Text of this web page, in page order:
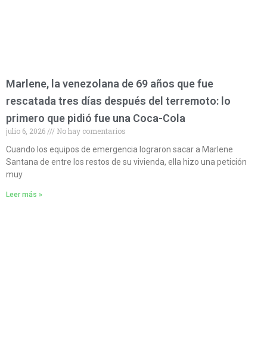
Marlene, la venezolana de 69 años que fue
rescatada tres días después del terremoto: lo
primero que pidió fue una Coca-Cola
julio 6, 2026
No hay comentarios
Cuando los equipos de emergencia lograron sacar a Marlene
Santana de entre los restos de su vivienda, ella hizo una petición
muy
Leer más »